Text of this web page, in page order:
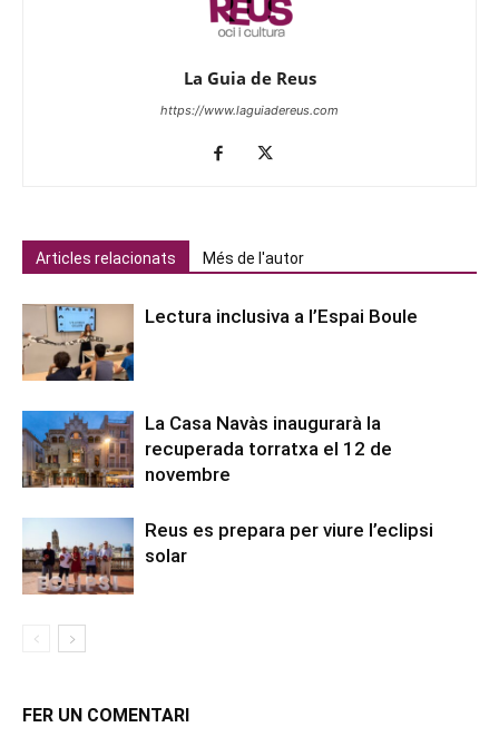
La Guia de Reus
https://www.laguiadereus.com
Articles relacionats Més de l'autor
Lectura inclusiva a l’Espai Boule
La Casa Navàs inaugurarà la
recuperada torratxa el 12 de
novembre
Reus es prepara per viure l’eclipsi
solar
FER UN COMENTARI